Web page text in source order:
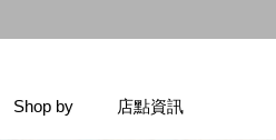
Shop by 店點資訊